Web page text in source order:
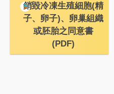
銷毀冷凍生殖細胞(精
子、卵子)、卵巢組織
或胚胎之同意書
(PDF)